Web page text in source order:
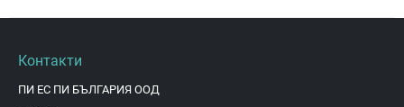
Контакти
ПИ ЕС ПИ БЪЛГАРИЯ ООД